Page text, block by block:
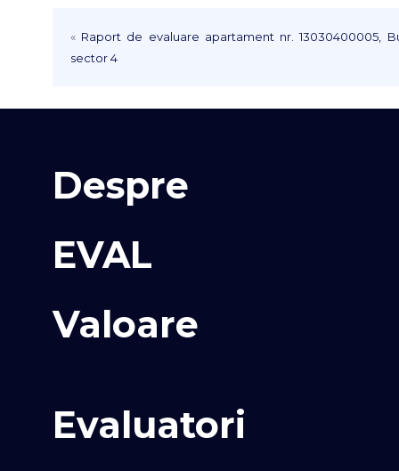
« Raport de evaluare apartament nr. 13030400005,
sector 4
Despre
EVAL
Valoare
Evaluatori